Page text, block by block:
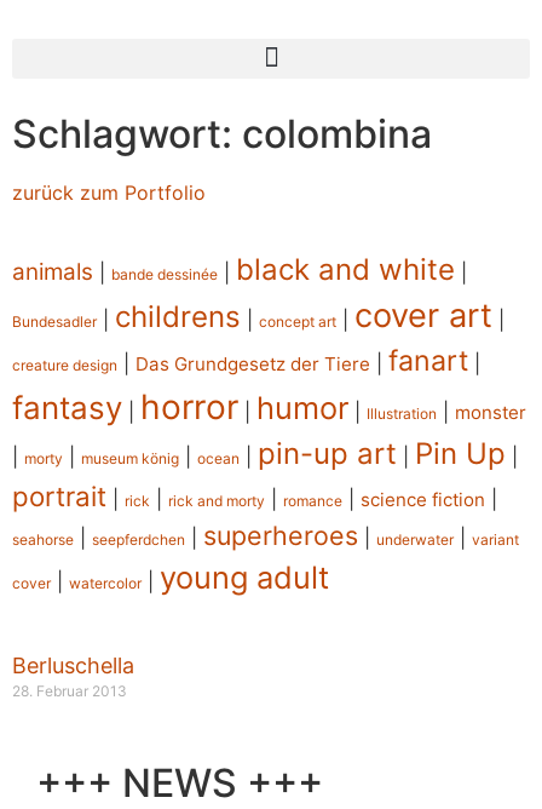
Schlagwort: colombina
zurück zum Portfolio
animals bande dessinée black and white
Bundesadler| childrens concept art cover art
creature design Das Grundgesetz der Tiere fanart
fantasy horror humor Illustration monster
morty museum könig ocean pin-up art Pin Up
portrait rick rick and morty romance science fiction
seahorse seepferdchen superheroes underwater| variant
cover| watercolor| young adult
Berluschella
28. Februar 2013
+++ NEWS +++